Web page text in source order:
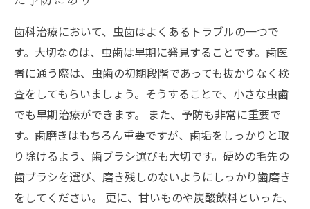
歯科治療において、虫歯はよくあるトラブルの一つで
す。大切なのは、虫歯は早期に発見することです。歯医
者に通う際は、虫歯の初期段階であっても抜かりなく検
査をしてもらいましょう。そうすることで、小さな虫歯
でも早期治療ができます。 また、予防も非常に重要で
す。歯磨きはもちろん重要ですが、歯垢をしっかりと取
り除けるよう、歯ブラシ選びも大切です。硬めの毛先の
歯ブラシを選び、磨き残しのないようにしっかり歯磨き
をしてください。 更に、甘いものや炭酸飲料といった、